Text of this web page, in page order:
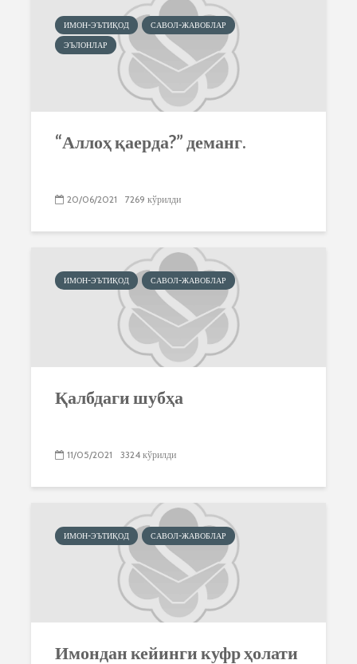
ИМОН-ЭЪТИҚОД
САВОЛ-ЖАВОБЛАР
ЭЪЛОНЛАР
“Аллоҳ қаерда?” деманг.
20/06/2021 7269 кўрилди
ИМОН-ЭЪТИҚОД САВОЛ-ЖАВОБЛАР
Қалбдаги шубҳа
11/05/2021 3324 кўрилди
ИМОН-ЭЪТИҚОД САВОЛ-ЖАВОБЛАР
Имондан кейинги куфр ҳолати